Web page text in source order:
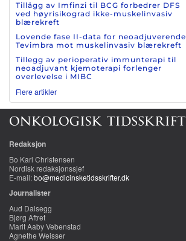
Tillägg av Imfinzi til BCG forbedrer DFS
ved høyrisikograd ikke-muskelinvasiv
blærekreft
Lovende fase II-data for neoadjuverende
Tevimbra mot muskelinvasiv blærekreft
Tillegg av perioperativ immunterapi til
neoadjuvant kjemoterapi forlenger
overlevelse i MIBC
Flere artikler
Redaksjon
Bo Karl Christensen
Nordisk redaksjonssjef
E-mail:bo@medicinsketidsskrifter.dk
Journalister
Aud Dalsegg
Bjørg Aftret
Marit Aaby Vebenstad
Agnethe Weisser